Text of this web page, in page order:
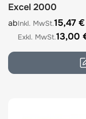
Excel 2000
The price depends
ab
15,47 €
13,00